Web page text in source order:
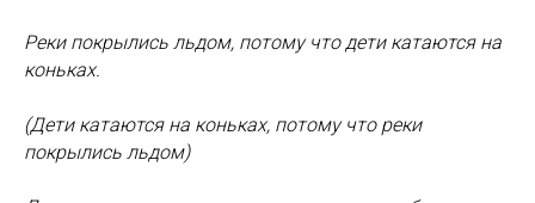
Реки покрылись льдом, потому что дети катаются на
коньках.
(Дети катаются на коньках, потому что реки
покрылись льдом)